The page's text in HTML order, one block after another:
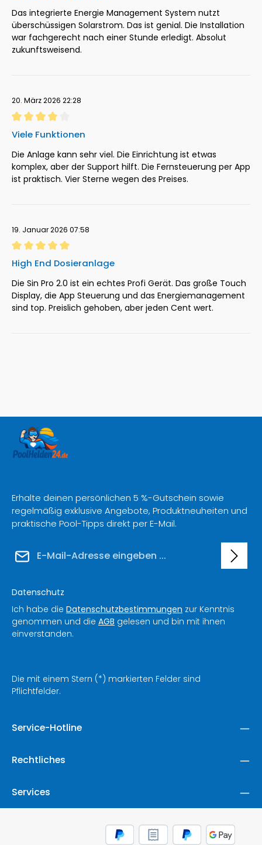
Das integrierte Energie Management System nutzt
überschüssigen Solarstrom. Das ist genial. Die Installation
war fachgerecht nach einer Stunde erledigt. Absolut
zukunftsweisend.
20. März 2026 22:28
Bewertung mit 4 von 5 Sternen
Viele Funktionen
Die Anlage kann sehr viel. Die Einrichtung ist etwas
komplex, aber der Support hilft. Die Fernsteuerung per App
ist praktisch. Vier Sterne wegen des Preises.
19. Januar 2026 07:58
Bewertung mit 5 von 5 Sternen
High End Dosieranlage
Die Sin Pro 2.0 ist ein echtes Profi Gerät. Das große Touch
Display, die App Steuerung und das Energiemanagement
sind top. Preislich gehoben, aber jeden Cent wert.
Erhalte deinen persönlichen 5 %-Gutschein sowie
regelmäßig exklusive Angebote, Produktneuheiten und
praktische Pool-Tipps direkt per E-Mail.
Datenschutz
Ich habe die Datenschutzbestimmungen zur Kenntnis
genommen und die AGB gelesen und bin mit ihnen
einverstanden.
Die mit einem Stern (*) markierten Felder sind
Pflichtfelder.
Service-Hotline
Rechtliches
Services